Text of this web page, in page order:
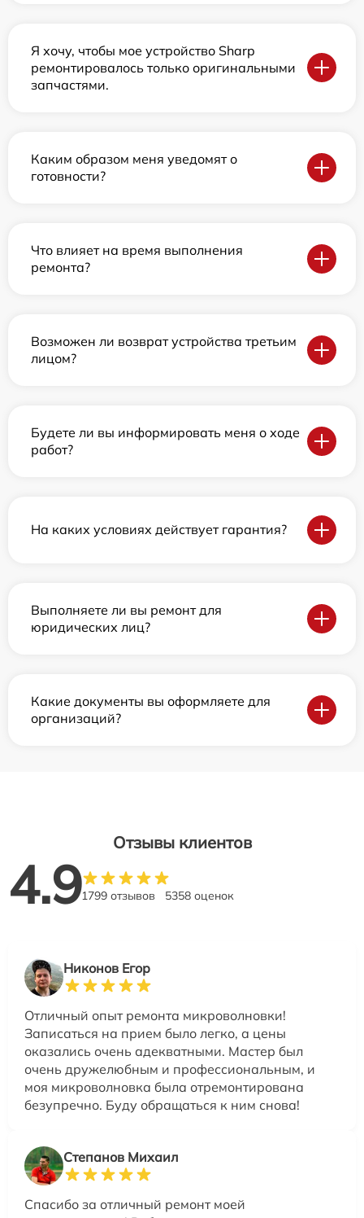
Я хочу, чтобы мое устройство Sharp
ремонтировалось только оригинальными
запчастями.
Каким образом меня уведомят о
готовности?
Что влияет на время выполнения
ремонта?
Возможен ли возврат устройства третьим
лицом?
Будете ли вы информировать меня о ходе
работ?
На каких условиях действует гарантия?
Выполняете ли вы ремонт для
юридических лиц?
Какие документы вы оформляете для
организаций?
Отзывы клиентов
4.91799 отзывов 5358 оценок
Никонов Егор
Отличный опыт ремонта микроволновки!
Записаться на прием было легко, а цены
оказались очень адекватными. Мастер был
очень дружелюбным и профессиональным, и
моя микроволновка была отремонтирована
безупречно. Буду обращаться к ним снова!
Степанов Михаил
Спасибо за отличный ремонт моей